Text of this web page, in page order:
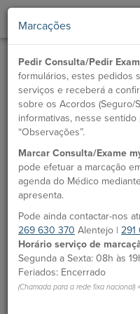
Marcações
Pedir Consulta/Pedir
formulários, estes pedidos
serviços e receberá a
sobre os Acordos (Seguro/
informativas, nesse
“Observações”.
Marcar Consulta/Exame
pode efetuar a marcação
agenda do Médico
apresenta.
Pode ainda contactar-nos
269 630 370 Alentejo | 291
Horário serviço de
Segunda a Sexta: 08h às
Feriados: Encerrado
(Chamada para a rede fixa nacional)